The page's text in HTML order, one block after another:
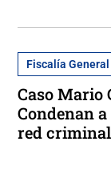
Fiscalía
Caso Mario
Condenan
red criminal